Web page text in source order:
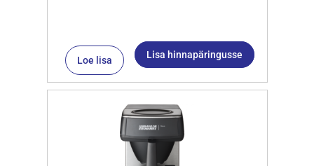
Loe lisa Lisa hinnapäringusse